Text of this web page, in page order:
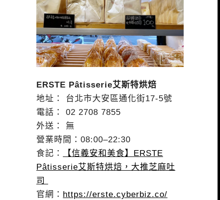
ERSTE Pâtisserie艾斯特烘焙
地址： 台北市大安區通化街17-5號
電話： 02 2708 7855
外送： 無
營業時間：08:00–22:30
食記：
【信義安和美食】ERSTE
Pâtisserie艾斯特烘焙，大推芝麻吐
司
官網： https://erste.cyberbiz.co/